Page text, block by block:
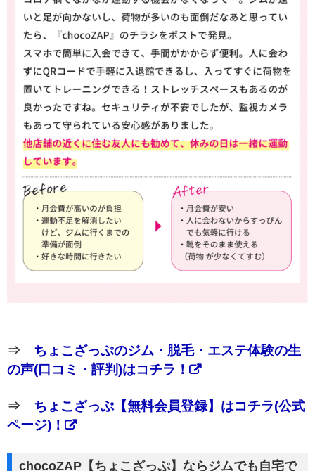
⇒ ちょこざっぷのジム・脱毛・エステ体験の生
の声(口コミ・評判)はコチラ！
⇒ ちょこざっぷ【無料会員登録】はコチラ(公式
ページ)！
chocoZAP【ちょこざっぷ】ならジムでも自宅で